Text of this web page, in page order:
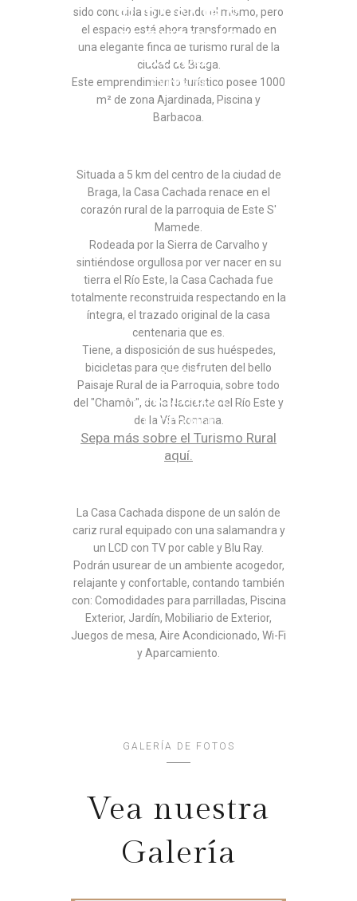
sido conocida sigue siendo el mismo, pero
el espacio está ahora transformado en
una elegante finca de turismo rural de la
ciudad de Braga.
Este emprendimiento turístico posee 1000
m² de zona Ajardinada, Piscina y
Barbacoa.
EL PAISAJE Y
EL TURISMO
RURAL
EXTERIOR
Situada a 5 km del centro de la ciudad de
Braga, la Casa Cachada renace en el
corazón rural de la parroquia de Este S'
Mamede.
Rodeada por la Sierra de Carvalho y
sintiéndose orgullosa por ver nacer en su
tierra el Río Este, la Casa Cachada fue
totalmente reconstruida respectando en la
íntegra, el trazado original de la casa
centenaria que es.
Tiene, a disposición de sus huéspedes,
bicicletas para que disfruten del bello
Paisaje Rural de la Parroquia, sobre todo
del "Chamôr", de la Naciente del Río Este y
de la Vía Romana.
Sepa más sobre el Turismo Rural
aquí.
CASA
CACHADA
EL INTERIOR
La Casa Cachada dispone de un salón de
cariz rural equipado con una salamandra y
un LCD con TV por cable y Blu Ray.
Podrán usurear de un ambiente acogedor,
relajante y confortable, contando también
con: Comodidades para parrilladas, Piscina
Exterior, Jardín, Mobiliario de Exterior,
Juegos de mesa, Aire Acondicionado, Wi-Fi
y Aparcamiento.
GALERÍA DE FOTOS
Vea nuestra
Galería